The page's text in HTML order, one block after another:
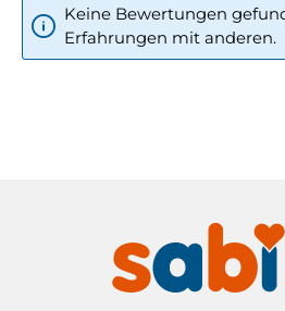
Keine Bewertungen
Erfahrungen mit anderen.